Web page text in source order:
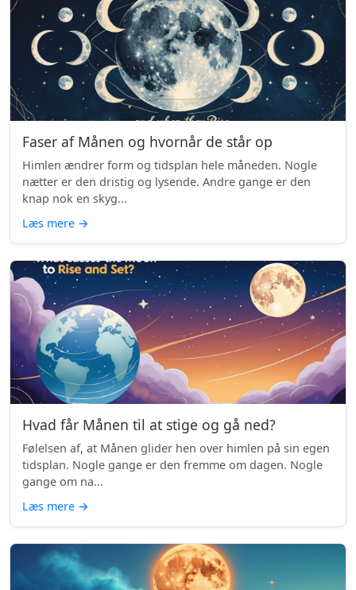
Faser af Månen og hvornår de står op
Himlen ændrer form og tidsplan hele måneden. Nogle
nætter er den dristig og lysende. Andre gange er den
knap nok en skyg...
Læs mere →
Hvad får Månen til at stige og gå ned?
Følelsen af, at Månen glider hen over himlen på sin egen
tidsplan. Nogle gange er den fremme om dagen. Nogle
gange om na...
Læs mere →